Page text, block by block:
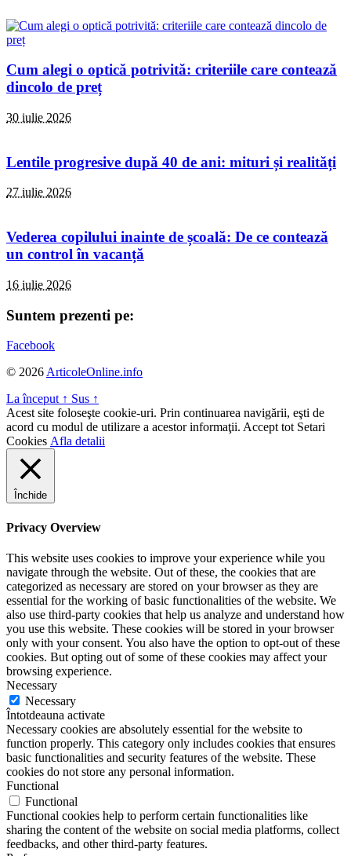
Cum alegi o optică potrivită: criteriile care contează
dincolo de preț
30 iulie 2026
Lentile progresive după 40 de ani: mituri și realități
27 iulie 2026
Vederea copilului inainte de școală: De ce contează
un control în vacanță
16 iulie 2026
Suntem prezenti pe:
Facebook
© 2026 ArticoleOnline.info
La început ↑ Sus ↑
Acest site foloseşte cookie-uri. Prin continuarea navigării, eşti de
acord cu modul de utilizare a acestor informaţii. Accept tot Setari
Cookies Afla detalii
Închide
Privacy Overview
This website uses cookies to improve your experience while you
navigate through the website. Out of these, the cookies that are
categorized as necessary are stored on your browser as they are
essential for the working of basic functionalities of the website. We
also use third-party cookies that help us analyze and understand how
you use this website. These cookies will be stored in your browser
only with your consent. You also have the option to opt-out of these
cookies. But opting out of some of these cookies may affect your
browsing experience.
Necessary
Necessary
Întotdeauna activate
Necessary cookies are absolutely essential for the website to
function properly. This category only includes cookies that ensures
basic functionalities and security features of the website. These
cookies do not store any personal information.
Functional
Functional
Functional cookies help to perform certain functionalities like
sharing the content of the website on social media platforms, collect
feedbacks, and other third-party features.